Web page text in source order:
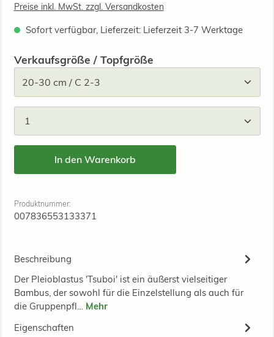
Preise inkl. MwSt. zzgl. Versandkosten
Sofort verfügbar, Lieferzeit: Lieferzeit 3-7 Werktage
Verkaufsgröße / Topfgrößeauswählen
In den Warenkorb
Produktnummer:
007836553133371
Beschreibung
Der Pleioblastus 'Tsuboi' ist ein äußerst vielseitiger
Bambus, der sowohl für die Einzelstellung als auch für
die Gruppenpfl… Mehr
Eigenschaften